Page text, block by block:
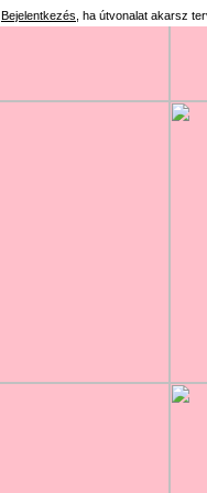
Bejelentkezés , ha útvonalat akarsz